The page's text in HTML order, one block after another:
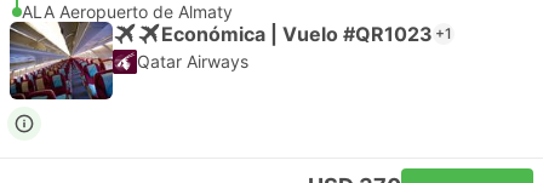
ALA Aeropuerto de Almaty
Económica | Vuelo #QR1023 +1
Qatar Airways